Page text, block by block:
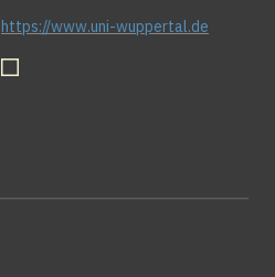
https://www.uni-wuppertal.de